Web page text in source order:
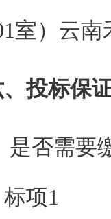
室）云
、投标保
是否需要
标项1